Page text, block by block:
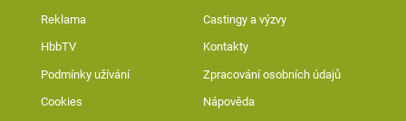
Reklama Castingy a výzvy
HbbTV Kontakty
Podmínky užívání Zpracování osobních údajů
Cookies Nápověda